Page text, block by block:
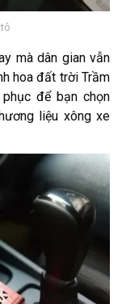
mà dân gian vẫn
hoa đất trời Trầm
để bạn chọn
liệu xông xe